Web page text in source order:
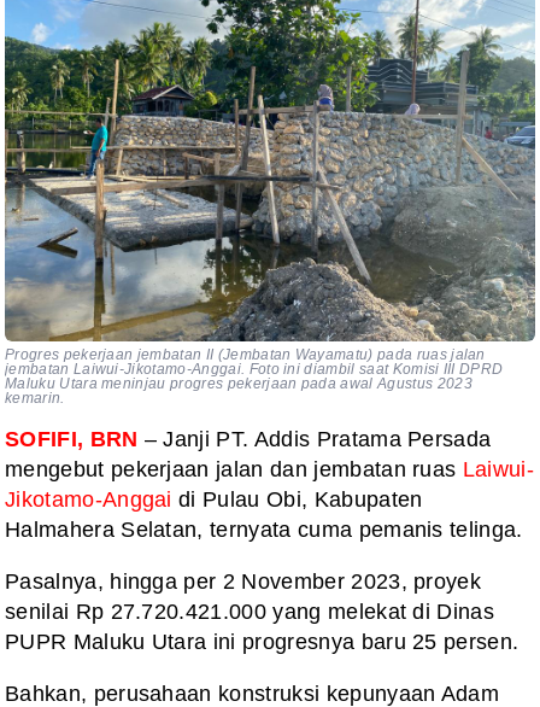
Progres pekerjaan jembatan II (Jembatan Wayamatu) pada ruas jalan
jembatan Laiwui-Jikotamo-Anggai. Foto ini diambil saat Komisi III DPRD
Maluku Utara meninjau progres pekerjaan pada awal Agustus 2023
kemarin.
SOFIFI, BRN – Janji PT. Addis Pratama Persada
mengebut pekerjaan jalan dan jembatan ruas Laiwui-
Jikotamo-Anggai di Pulau Obi, Kabupaten
Halmahera Selatan, ternyata cuma pemanis telinga.
Pasalnya, hingga per 2 November 2023, proyek
senilai Rp 27.720.421.000 yang melekat di Dinas
PUPR Maluku Utara ini progresnya baru 25 persen.
Bahkan, perusahaan konstruksi kepunyaan Adam